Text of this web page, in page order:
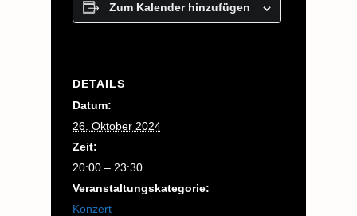
Zum Kalender hinzufügen
DETAILS
Datum:
26. Oktober 2024
Zeit:
20:00 – 23:30
Veranstaltungskategorie:
Konzert